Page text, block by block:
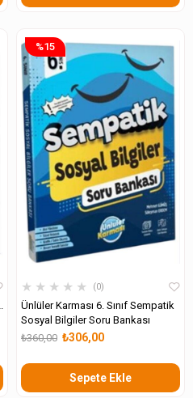
★ ★ ★ ★ ★ 0
Ünlüler Karması 6. Sınıf Sempatik
Sosyal Bilgiler Soru Bankası
₺306,00
₺360,00
Sepete Ekle
%15